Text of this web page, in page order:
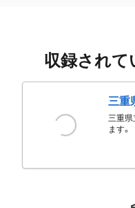
収録されて
三重
三重県
ます。